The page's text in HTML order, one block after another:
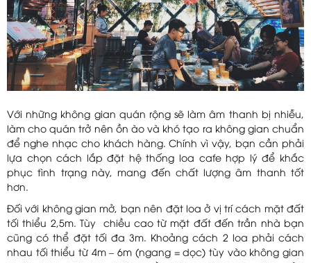
Với những không gian quán rộng sẽ làm âm thanh bị nhiễu,
làm cho quán trở nên ồn ào và khó tạo ra không gian chuẩn
để nghe nhạc cho khách hàng. Chính vì vậy, bạn cần phải
lựa chọn cách lắp đặt hệ thống loa cafe hợp lý để khắc
phục tình trạng này, mang đến chất lượng âm thanh tốt
hơn.
Đối với không gian mở, bạn nên đặt loa ở vị trí cách mặt đất
tối thiểu 2,5m. Tùy chiều cao từ mặt đất đến trần nhà bạn
cũng có thể đặt tối đa 3m. Khoảng cách 2 loa phải cách
nhau tối thiểu từ 4m – 6m (ngang = dọc) tùy vào không gian